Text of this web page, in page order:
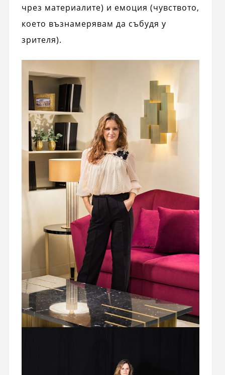
чрез материалите) и емоция (чувството,
което възнамерявам да събудя у
зрителя).